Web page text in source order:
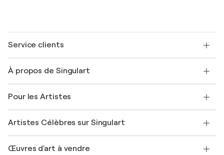
Service clients
Expédition
Offrir une carte cadeau
Rejoignez notre programme commercial
Mon compte
+33 1 76 44 06 42
À propos de Singulart
FAQ
Magazine Singulart
Emplois
Découvrez une sélection d'art original
Pour les Artistes
Se connecter en tant qu'Artiste
Artistes Célèbres sur Singulart
Marc Chagall
Œuvres d'art à vendre